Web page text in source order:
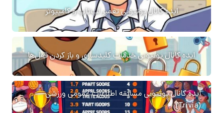
ایده کانال یوتیوبی تعمیر لپ‌تاپ و کامپیوتر
ایده کانال یوتیوبی خدمات کلیدسازی و باز کردن قفل‌ها
ایده کانال یوتیوبی مسابقه اطلاعات عمومی ورزشی
(Trivia)